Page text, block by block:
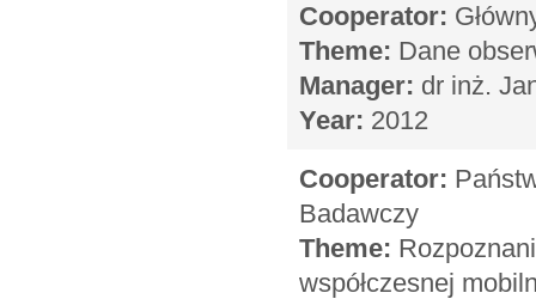
Cooperator:
Theme: Dane
Manager: dr inż.
Year: 2012
Cooperator:
Badawczy
Theme:
współczesnej